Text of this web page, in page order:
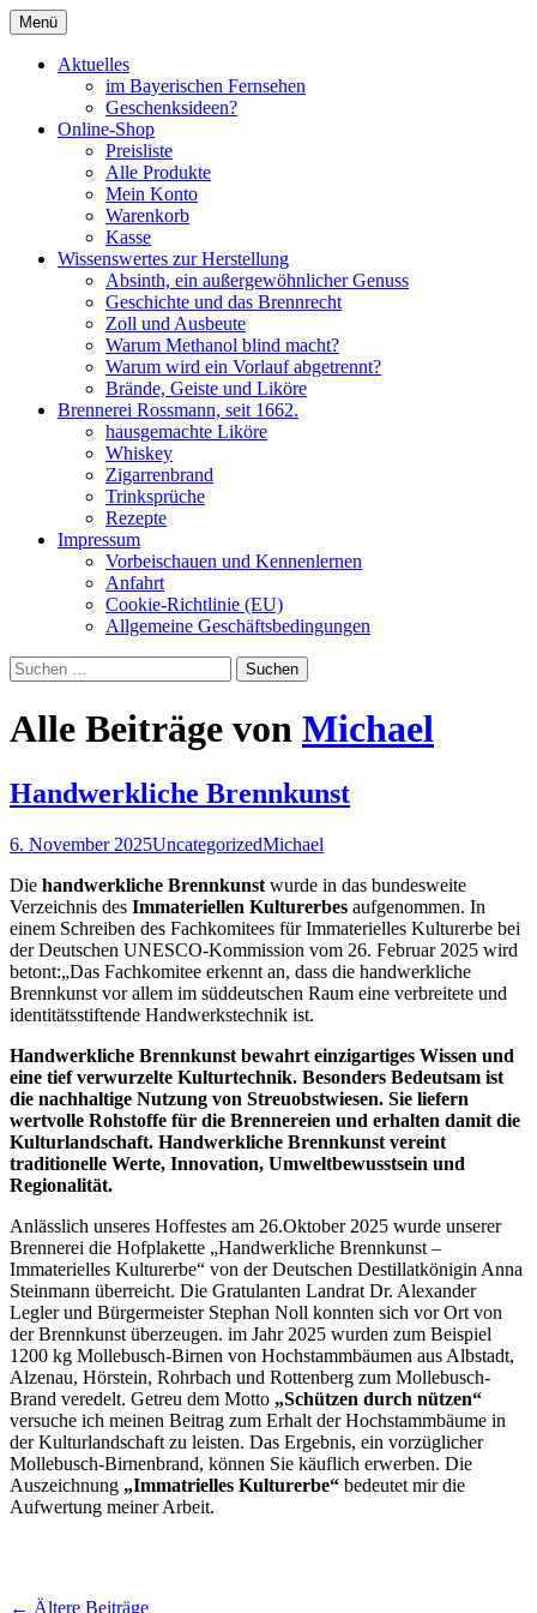
Brennerei Rossmann Albstadt
Menü Zum
Inhalt
springen
Aktuelles
im Bayerischen Fernsehen
Geschenksideen?
Online-Shop
Preisliste
Alle Produkte
Mein Konto
Warenkorb
Kasse
Wissenswertes zur Herstellung
Absinth, ein außergewöhnlicher Genuss
Geschichte und das Brennrecht
Zoll und Ausbeute
Warum Methanol blind macht?
Warum wird ein Vorlauf abgetrennt?
Brände, Geiste und Liköre
Brennerei Rossmann, seit 1662.
hausgemachte Liköre
Whiskey
Zigarrenbrand
Trinksprüche
Rezepte
Impressum
Vorbeischauen und Kennenlernen
Anfahrt
Cookie-Richtlinie (EU)
Allgemeine Geschäftsbedingungen
Suchen
nach:
Alle Beiträge von Michael
Handwerkliche Brennkunst
6. November 2025UncategorizedMichael
Die handwerkliche Brennkunst wurde in das bundesweite
Verzeichnis des Immateriellen Kulturerbes aufgenommen. In
einem Schreiben des Fachkomitees für Immaterielles Kulturerbe bei
der Deutschen UNESCO-Kommission vom 26. Februar 2025 wird
betont:„Das Fachkomitee erkennt an, dass die handwerkliche
Brennkunst vor allem im süddeutschen Raum eine verbreitete und
identitätsstiftende Handwerkstechnik ist.
Handwerkliche Brennkunst bewahrt einzigartiges Wissen und
eine tief verwurzelte Kulturtechnik. Besonders Bedeutsam ist
die nachhaltige Nutzung von Streuobstwiesen. Sie liefern
wertvolle Rohstoffe für die Brennereien und erhalten damit die
Kulturlandschaft. Handwerkliche Brennkunst vereint
traditionelle Werte, Innovation, Umweltbewusstsein und
Regionalität.
Anlässlich unseres Hoffestes am 26.Oktober 2025 wurde unserer
Brennerei die Hofplakette „Handwerkliche Brennkunst –
Immaterielles Kulturerbe“ von der Deutschen Destillatkönigin Anna
Steinmann überreicht. Die Gratulanten Landrat Dr. Alexander
Legler und Bürgermeister Stephan Noll konnten sich vor Ort von
der Brennkunst überzeugen. im Jahr 2025 wurden zum Beispiel
1200 kg Mollebusch-Birnen von Hochstammbäumen aus Albstadt,
Alzenau, Hörstein, Rohrbach und Rottenberg zum Mollebusch-
Brand veredelt. Getreu dem Motto „Schützen durch nützen“
versuche ich meinen Beitrag zum Erhalt der Hochstammbäume in
der Kulturlandschaft zu leisten. Das Ergebnis, ein vorzüglicher
Mollebusch-Birnenbrand, können Sie käuflich erwerben. Die
Auszeichnung „Immatrielles Kulturerbe“ bedeutet mir die
Aufwertung meiner Arbeit.
← Ältere Beiträge